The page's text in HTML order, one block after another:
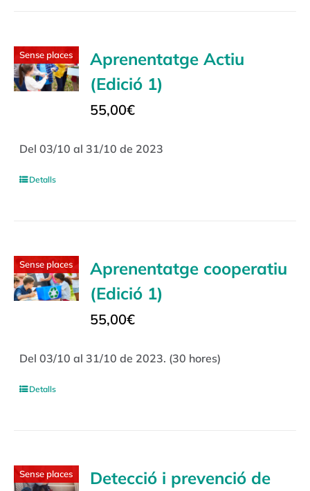
Sense places
Aprenentatge Actiu
(Edició 1)
55,00€
Del 03/10 al 31/10 de 2023
Detalls
Sense places
Aprenentatge cooperatiu
(Edició 1)
55,00€
Del 03/10 al 31/10 de 2023. (30 hores)
Detalls
Sense places
Detecció i prevenció de